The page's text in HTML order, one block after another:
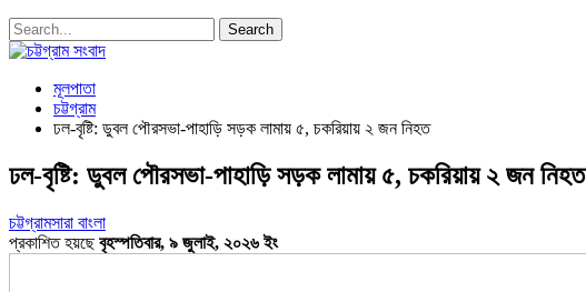
মূলপাতা
চট্টগ্রাম
ঢল-বৃষ্টি: ডুবল পৌরসভা-পাহাড়ি সড়ক লামায় ৫, চকরিয়ায় ২ জন নিহত
ঢল-বৃষ্টি: ডুবল পৌরসভা-পাহাড়ি সড়ক লামায় ৫, চকরিয়ায় ২ জন নিহত
চট্টগ্রামসারা বাংলা
প্রকাশিত হয়ছেবৃহস্পতিবার, ৯ জুলাই, ২০২৬ ইং